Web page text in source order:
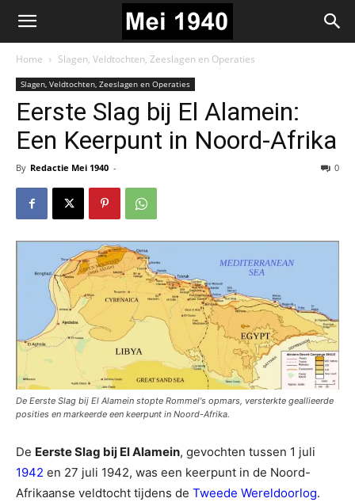
Home Slagen, Veldtochten, Zeeslagen en Operaties
Slagen, Veldtochten, Zeeslagen en Operaties
Eerste Slag bij El Alamein:
Een Keerpunt in Noord-Afrika
By Redactie Mei 1940 - 0
De Eerste Slag bij El Alamein stopte Rommel's opmars, versterkte geallieerde
posities en markeerde een keerpunt in Noord-Afrika.
De Eerste Slag bij El Alamein, gevochten tussen 1 juli
1942 en 27 juli 1942, was een keerpunt in de Noord-
Afrikaanse veldtocht tijdens de Tweede Wereldoorlog.